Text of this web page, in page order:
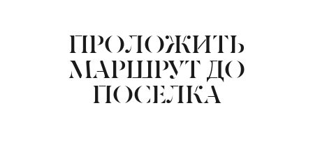
ПРОЛОЖИТЬ
МАРШРУТ ДО
ПОСЕЛКА